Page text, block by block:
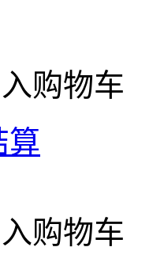
购物车
算
购物车